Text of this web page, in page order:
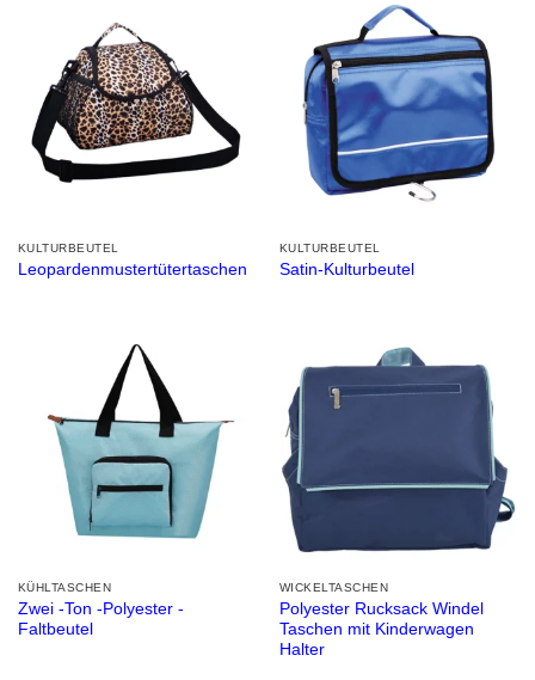
KULTURBEUTEL
Leopardenmustertütertaschen
KULTURBEUTEL
Satin-Kulturbeutel
KÜHLTASCHEN
Zwei -Ton -Polyester -
Faltbeutel
WICKELTASCHEN
Polyester Rucksack Windel
Taschen mit Kinderwagen
Halter